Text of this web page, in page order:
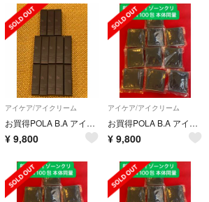
アイケア/アイクリーム
お買得POLA B.A アイゾーンクリーム N 26g 【本体同量】
¥ 9,800
アイケア/アイクリーム
お買得POLA B.A アイゾーンクリーム N 100包 26g 【本体同量】
¥ 9,800